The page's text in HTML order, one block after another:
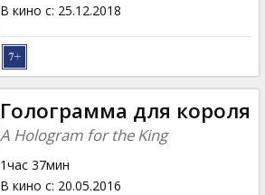
В кино с: 25.12.2018
Голограмма для короля
A Hologram for the King
1час 37мин
В кино с: 20.05.2016